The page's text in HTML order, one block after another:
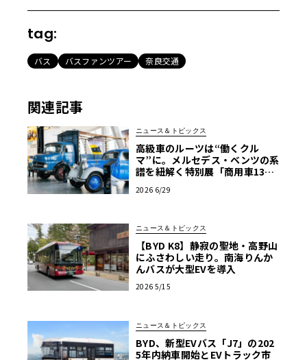
tag:
バス バスファンツアー 奈良交通
関連記事
ニュース＆トピックス
高級車のルーツは“働くクル
マ”に。メルセデス・ベンツの系
譜を紐解く特別展「商用車130
2026 6/29
ニュース＆トピックス
【BYD K8】静寂の聖地・高野山
にふさわしい走り。南海りんか
んバスが大型EVを導入
2026 5/15
ニュース＆トピックス
BYD、新型EVバス「J7」の202
5年内納車開始とEVトラック市